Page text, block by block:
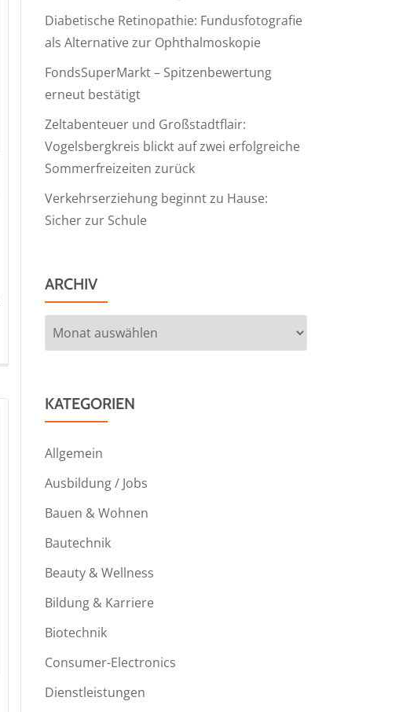
Diabetische Retinopathie: Fundusfotografie
als Alternative zur Ophthalmoskopie
FondsSuperMarkt – Spitzenbewertung
erneut bestätigt
Zeltabenteuer und Großstadtflair:
Vogelsbergkreis blickt auf zwei erfolgreiche
Sommerfreizeiten zurück
Verkehrserziehung beginnt zu Hause:
Sicher zur Schule
ARCHIV
Archiv
KATEGORIEN
Allgemein
Ausbildung / Jobs
Bauen & Wohnen
Bautechnik
Beauty & Wellness
Bildung & Karriere
Biotechnik
Consumer-Electronics
Dienstleistungen